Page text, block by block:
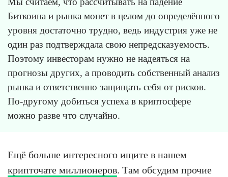
Биткоина и рынка монет в целом до определённого
уровня достаточно трудно, ведь индустрия уже не
один раз подтверждала свою непредсказуемость.
Поэтому инвесторам нужно не надеяться на
прогнозы других, а проводить собственный анализ
рынка и ответственно защищать себя от рисков.
По-другому добиться успеха в криптосфере
можно разве что случайно.
Ещё больше интересного ищите в нашем
крипточате миллионеров. Там обсудим прочие